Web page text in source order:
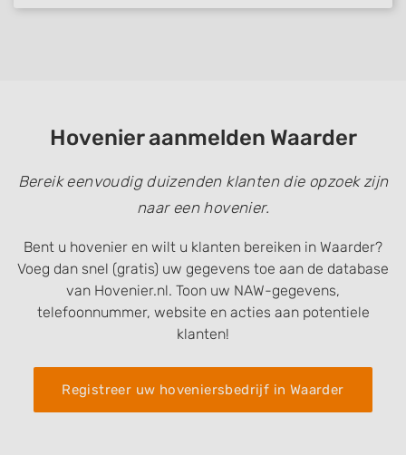
Hovenier aanmelden Waarder
Bereik eenvoudig duizenden klanten die opzoek zijn
naar een hovenier.
Bent u hovenier en wilt u klanten bereiken in Waarder?
Voeg dan snel (gratis) uw gegevens toe aan de database
van Hovenier.nl. Toon uw NAW-gegevens,
telefoonnummer, website en acties aan potentiele
klanten!
Registreer uw hoveniersbedrijf in Waarder